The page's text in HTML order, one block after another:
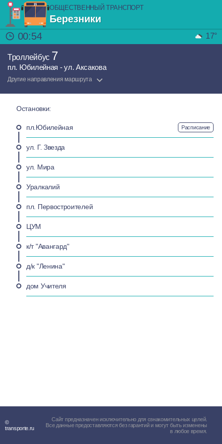
ОБЩЕСТВЕННЫЙ ТРАНСПОРТ
Березники
00:54
17°
Троллейбус 7
пл. Юбилейная - ул. Аксакова
Другие направления маршрута
Остановки:
пл.Юбилейная Расписание
ул. Г. Звезда
ул. Мира
Уралкалий
пл. Первостроителей
ЦУМ
к/т "Авангард"
д/к "Ленина"
дом Учителя
©
transporte.ru
Сайт предназначен исключительно для ознакомительных целей.
Все данные предоставляются без гарантий и могут быть изменены
в любое время.